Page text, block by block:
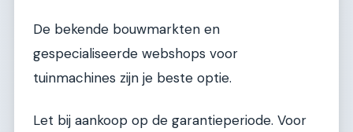
De bekende bouwmarkten en
gespecialiseerde webshops voor
tuinmachines zijn je beste optie.
Let bij aankoop op de garantieperiode. Voor